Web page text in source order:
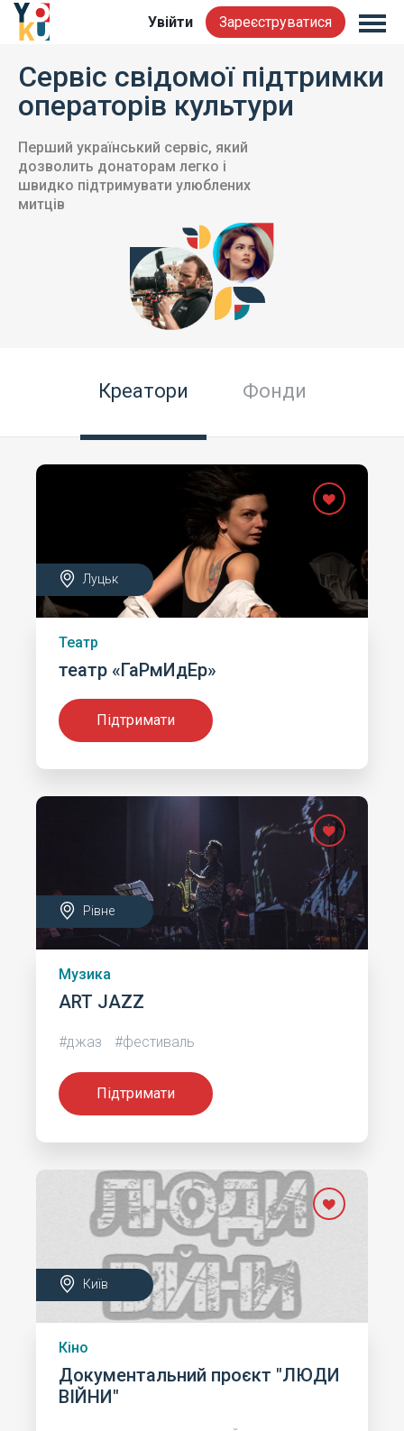
Увійти Зареєструватися
Сервіс свідомої підтримки
операторів культури
Перший український сервіс, який
дозволить донаторам легко і
швидко підтримувати улюблених
митців
Креатори Фонди
Луцьк
Театр
театр «ГаРмИдЕр»
Підтримати
Рівне
Музика
ART JAZZ
#джаз #фестиваль
Підтримати
Київ
Кіно
Документальний проєкт "ЛЮДИ
ВІЙНИ"